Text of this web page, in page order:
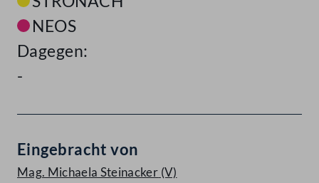
NEOS
Dagegen:
-
Eingebracht von
Mag. Michaela Steinacker (V)